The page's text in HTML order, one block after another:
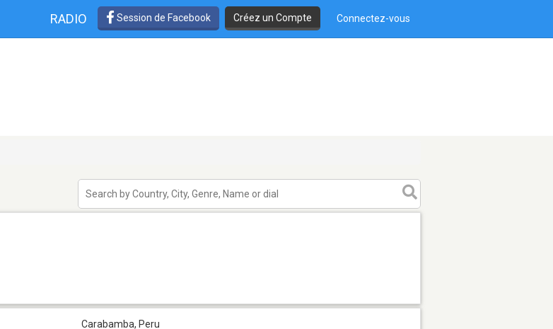
RADIO Session de Facebook Créez un Compte Connectez-vous
Carabamba, Peru